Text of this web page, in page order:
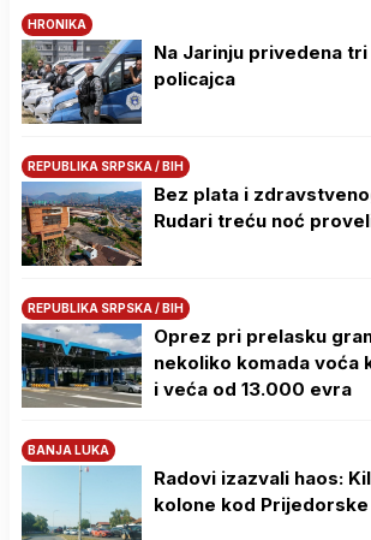
HRONIKA
Na Јarinju privedena
policajca
REPUBLIKA SRPSKA / BIH
Bez plata i
Rudari treću noć
REPUBLIKA SRPSKA / BIH
Oprez pri prelasku
nekoliko komada voća
i veća od 13.000 evra
BANJA LUKA
Radovi izazvali haos:
kolone kod